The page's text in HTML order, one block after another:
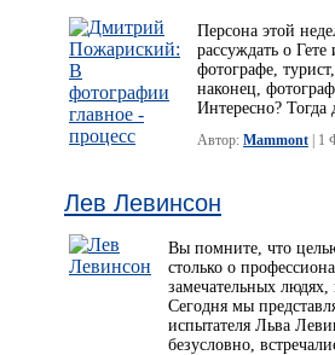
Персона этой
рассуждать о
фотографе,
наконец,
Интересно? Тогда
Автор: Mammont | 1
Лев Левинсон
Вы помните, что
столько о
замечательных
Сегодня мы
испытателя Льва
безусловно,